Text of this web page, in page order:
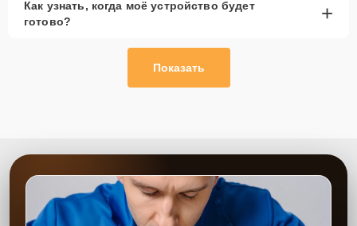
Как узнать, когда моё устройство будет
готово?
+
Показать